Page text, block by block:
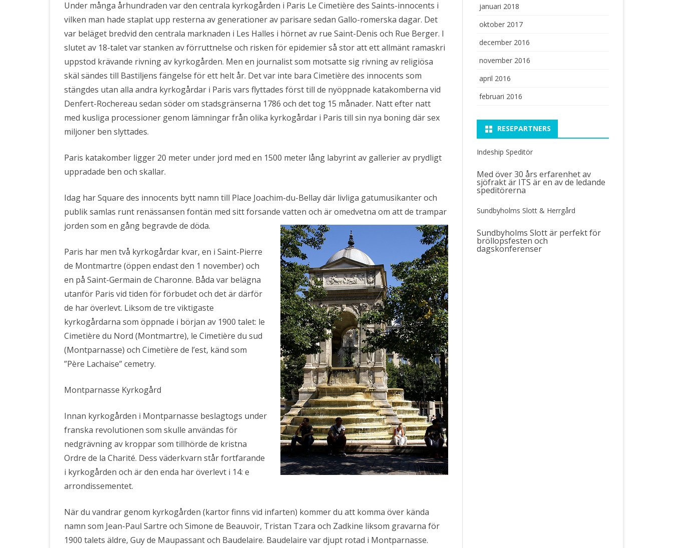
Under många århundraden var den centrala kyrkogården i Paris Le Cimetière des Saints-innocents i
vilken man hade staplat upp resterna av generationer av parisare sedan Gallo-romerska dagar. Det
var beläget bredvid den centrala marknaden i Les Halles i hörnet av rue Saint-Denis och Rue Berger. I
slutet av 18-talet var stanken av förruttnelse och risken för epidemier så stor att ett allmänt ramaskri
uppstod krävande rivning av kyrkogården. Men en journalist som motsatte sig rivning av religiösa
skäl sändes till Bastiljens fängelse för ett helt år. Det var inte bara Cimetière des innocents som
stängdes utan alla andra kyrkogårdar i Paris vars flyttades först till de nyöppnade katakomberna vid
Denfert-Rochereau sedan söder om stadsgränserna 1786 och det tog 15 månader. Natt efter natt
med kusliga processioner genom lämningar från olika kyrkogårdar i Paris till sin nya boning där sex
miljoner ben slyttades.
Paris katakomber ligger 20 meter under jord med en 1500 meter lång labyrint av gallerier av prydligt
uppradade ben och skallar.
Idag har Square des innocents bytt namn till Place Joachim-du-Bellay där livliga gatumusikanter och
publik samlas runt renässansen fontän med sitt forsande vatten och är omedvetna om attde trampar
jorden som en gång begravde de döda.
Paris har men två kyrkogårdar kvar, en i Saint-Pierre
de Montmartre (öppen endast den 1 november) och
en på Saint-Germain de Charonne. Båda var belägna
utanför Paris vid tiden för förbudet och det är därför
de har överlevt. Liksom de tre viktigaste
kyrkogårdarna som öppnade i början av 1900 talet: le
Cimetière du Nord (Montmartre), le Cimetière du sud
(Montparnasse) och Cimetière de l’est, känd som
”Père Lachaise” cemetry.
Montparnasse Kyrkogård
Innan kyrkogården i Montparnasse beslagtogs under
franska revolutionen som skulle användas för
nedgrävning av kroppar som tillhörde de kristna
Ordre de la Charité. Dess väderkvarn står fortfarande
i kyrkogården och är den enda har överlevt i 14: e
arrondissementet.
När du vandrar genom kyrkogården (kartor finns vid infarten) kommer du att komma över kända
namn som Jean-Paul Sartre och Simone de Beauvoir, Tristan Tzara och Zadkine liksom gravarna för
1900 talets äldre, Guy de Maupassant och Baudelaire. Baudelaire var djupt rotad i Montparnasse.
januari 2018
oktober 2017
december 2016
november 2016
april 2016
februari 2016
RESEPARTNERS
Indeship Speditör
Med över 30 års erfarenhet av
sjöfraktär ITS är en av de ledande
speditörerna
Sundbyholms Slott & Herrgård
Sundbyholms Slottär perfekt för
bröllopsfesten och
dagskonferenser